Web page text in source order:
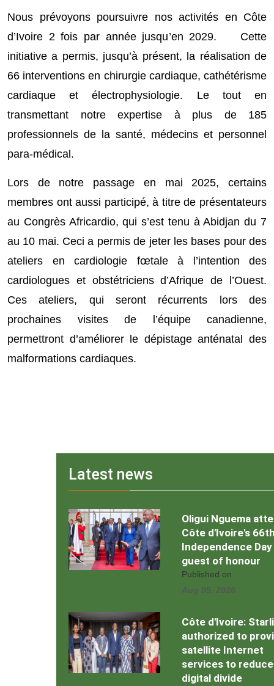
Nous prévoyons poursuivre nos activités en Côte
d’Ivoire 2 fois par année jusqu’en 2029.
Cette
initiative a permis, jusqu’à présent, la réalisation de
66 interventions en chirurgie cardiaque, cathétérisme
cardiaque et électrophysiologie. Le tout en
transmettant notre expertise à plus de 185
professionnels de la santé, médecins et personnel
para-médical.
Lors de notre passage en mai 2025, certains
membres ont aussi participé, à titre de présentateurs
au Congrès Africardio, qui s’est tenu à Abidjan du 7
au 10 mai. Ceci a permis de jeter les bases pour des
ateliers en cardiologie fœtale à l’intention des
cardiologues et obstétriciens d’Afrique de l’Ouest.
Ces ateliers, qui seront récurrents lors des
prochaines visites de l’équipe canadienne,
permettront d’améliorer le dépistage anténatal des
malformations cardiaques.
Latest news
Oligui Nguema
Côte d'Ivoire's
Independence Day
guest of honour
Published on
Aug 05, 2026
Côte d'Ivoire:
authorized to
satellite Internet
services to reduce
digital divide